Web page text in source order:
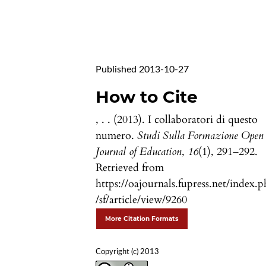
Published 2013-10-27
How to Cite
, . . (2013). I collaboratori di questo
numero.Studi Sulla Formazione Open
Journal of Education, 16(1), 291–292.
Retrieved from
https://oajournals.fupress.net/
/sf/article/view/9260
More Citation Formats
Copyright (c) 2013